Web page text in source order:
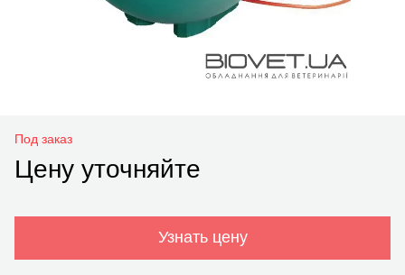
Под заказ
Цену уточняйте
Узнать цену